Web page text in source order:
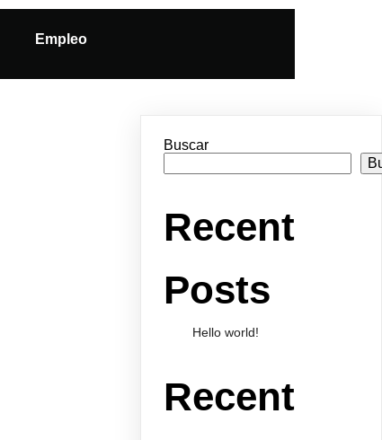
Empleo
Buscar
Recent
Posts
Hello world!
Recent